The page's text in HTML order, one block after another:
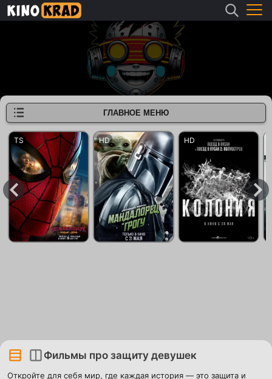
Фильмы про защиту девушек
Откройте для себя мир, где каждая история — это защита и
ГЛАВНОЕ МЕНЮ